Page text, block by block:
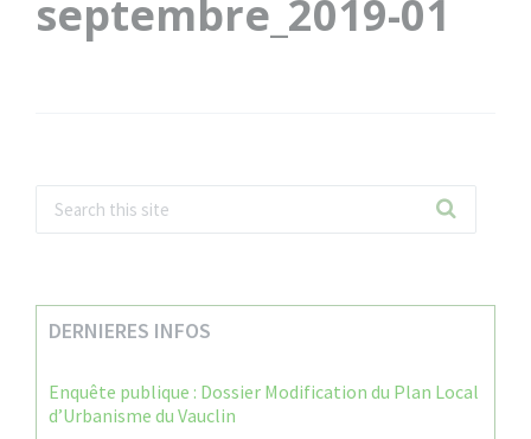
septembre_2019-01
DERNIERES INFOS
Enquête publique : Dossier Modification du Plan Local
d’Urbanisme du Vauclin